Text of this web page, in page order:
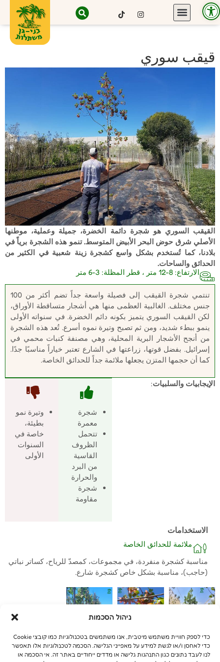
ניהול הסכמות
כדי לספק חוויית משתמש מיטבית, אנו משתמשים בטכנולוגיות כמו קובצי Cookie
כדי לאחסן ו/או לגשת למידע על מאפייני הגלישה. הסכמה לטכנולוגיות אלו תאפשר
לנו לעבד נתונים כגון התנהגות גלישה או מדדים ייחודיים באתר זה. אי הסכמה או
قيقب سوري
القيقب السوري هو شجرة دائمة الخضرة، جميلة وعملية، موطنها
الأصلي شرق حوض البحر الأبيض المتوسط. تنمو هذه الشجرة برياً في
بلادنا، كما تُستخدم بشكل واسع كشجرة زينة شعبية في الكثير من
الحدائق والساحات.
الارتفاع: 8-12 متر ، قطر المظلة: 3-6 متر
تنتمي شجرة القيقب إلى فصيلة واسعة جداً تضم أكثر من 100
جنس مختلف. الغالبية العظمى منها هي أشجار متساقطة الأوراق،
لكن القيقب السوري يتميز بكونه دائم الخضرة. في سنواته الأولى
ينمو ببطء شديد، ومن ثم تصبح وتيرة نموه أسرع. تُعد هذه الشجرة
من أنجح الأشجار البرية المحلية، وهي مصنفة كنبات محمي في
إسرائيل. بفضل قوتها، زراعتها في الشارع تعتبر خياراً مناسبًا جدًا.
كما أن حجمها المتزن يجعلها ملائمة جداً للحدائق الخاصة.
الإيجابيات والسلبيات:
شجرة
معمرة
تتحمل
الظروف
القاسية
من البرد
والحرارة
شجرة
مقاومة
وتيرة نمو
بطيئة،
خاصة في
السنوات
الأولى
الاستخدامات
ملائمة للحدائق الخاصة
مناسبة كشجرة منفردة، في مجموعات، كمصدّ للرياح، كساتر نباتي
(حاجب)، مناسبة بشكل خاص كشجرة شارع.